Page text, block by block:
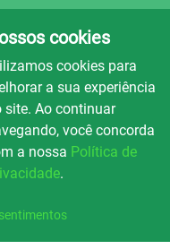
LA+.
cookies
cookies para
a sua experiência
site. Ao continuar
você concorda
a nossa Política de
.